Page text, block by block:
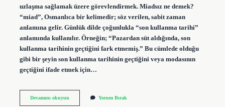
uzlaşma sağlamak üzere görevlendirmek. Miadsız ne demek?
“miad”, Osmanlıca bir kelimedir; söz verilen, sabit zaman
anlamına gelir. Günlük dilde çoğunlukla “son kullanma tarihi”
anlamında kullanılır. Örneğin; “Pazardan süt aldığında, son
kullanma tarihinin geçtiğini fark etmemiş.” Bu cümlede olduğu
gibi bir şeyin son kullanma tarihinin geçtiğini veya modasının
geçtiğini ifade etmek için…
Devamını okuyunAracısız
Yorum Bırak